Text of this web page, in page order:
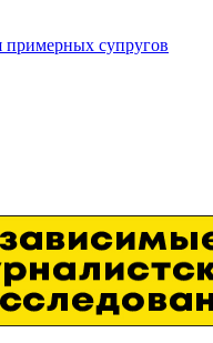
примерных супругов